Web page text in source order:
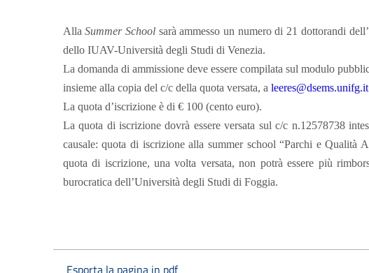
AllaSummer School sarà ammesso un numero di 21 dottorandi
dello IUAV-Università degli Studi di Venezia.
La domanda di ammissione deve essere compilata sul modulo
insieme alla copia del c/c della quota versata, a leeres@dsems.unifg.it
La quota d’iscrizione è di € 100 (cento euro).
La quota di iscrizionedovrà essereversata sul c/c n.12578738
causale: quota di iscrizione alla summer school “Parchi e Qualità
quota di iscrizione, una volta versata, non potrà essere più
burocratica dell’Università degli Studi di Foggia.
Esporta la pagina in pdf